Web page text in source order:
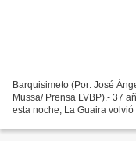
Barquisimeto (Por: José
Mussa/ Prensa LVBP).- 37
esta noche, La Guaira